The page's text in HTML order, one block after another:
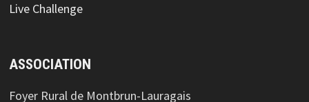
Live Challenge
ASSOCIATION
Foyer Rural de Montbrun-Lauragais